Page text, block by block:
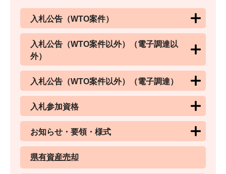
入札公告（WTO案件）
入札公告（WTO案件以外）（電子調達以
外）
入札公告（WTO案件以外）（電子調達）
入札参加資格
お知らせ・要領・様式
県有資産売却